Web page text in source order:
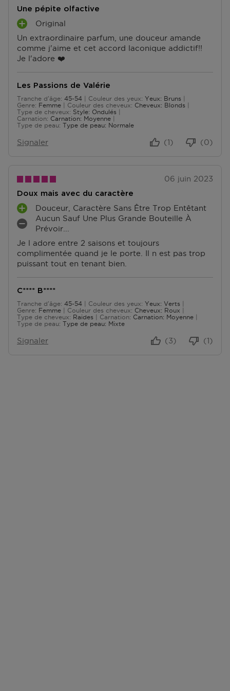
Retourner
Retours
Après réception de votre commande, vous disposez
de 14 jours pour la retourner (partiellement) ou
l'annuler. Après l'annulation, vous disposez d'un délai
supplémentaire de 14 jours pour retourner les produits.
Pour annuler votre commande, vous pouvez nous
contacter ou utiliserle formulaire de retour.
Échange ou retour en magasin
ous pouvez également retourner ou échanger le
produit dans un magasin près de chez vous. Vous
commande avec vous.
Accédez à plus d’informations et à la FAQ sur les
retours.
D'autres questions sur la commande ? Vous pouvez le
trouver sur notre page FAQ.
Une pépite olfactive
Un extraordinaire parfum, une douceur amande
comme j'aime et cet accord laconique addictif!!
Je l'adore ❤️
A
V
A
N
G
E
S
Original
Les Passions de Valérie
Tranche d'âge
De 45 à 54 45-54 Couleur des yeux
Yeux: Bruns
Genre
Femme Couleur des cheveux
Cheveux: Blonds
Type de cheveux
Style: Ondulés
Carnation
Carnation: Moyenne
Type de peau Type de peau: Normale
Signaler (0)
(1)
06 juin 2023
Doux mais avec du caractère
Je l adore entre 2 saisons et toujours
complimentée quand je le porte. Il n est pas trop
puissant tout en tenant bien.
A
V
N
T
A
S
Douceur, Caractère Sans Être Trop Entêtant
I
N
C
O
N
V
É
N
I
E
T
Aucun Sauf Une Plus Grande Bouteille À
Prévoir...
C**** B****
Tranche d'âge
De 45 à 54 45-54 Couleur des yeux
Yeux: Verts
Genre
Femme Couleur des cheveux
Cheveux: Roux
Type de cheveux
Raides Carnation
Carnation: Moyenne
Type de peau Type de peau: Mixte
Signaler (1)
(3)